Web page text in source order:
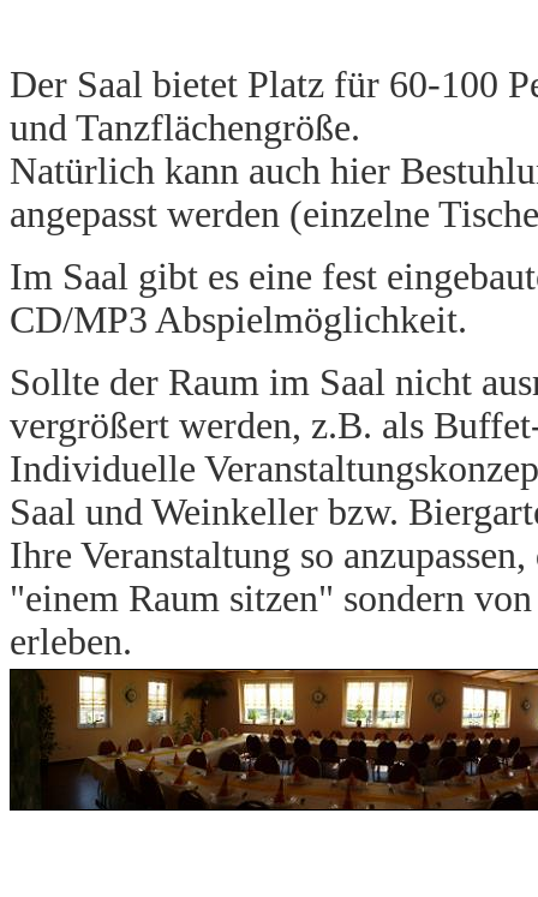
Der Saal bietet Platz für 60-100
und Tanzflächengröße.
Natürlich kann auch hier
angepasst werden (einzelne
Im Saal gibt es eine fest
CD/MP3 Abspielmöglichkeit.
Sollte der Raum im Saal nicht
vergrößert werden, z.B. als
Individuelle
Saal und Weinkeller bzw.
Ihre Veranstaltung so
"einem Raum sitzen" sondern
erleben.